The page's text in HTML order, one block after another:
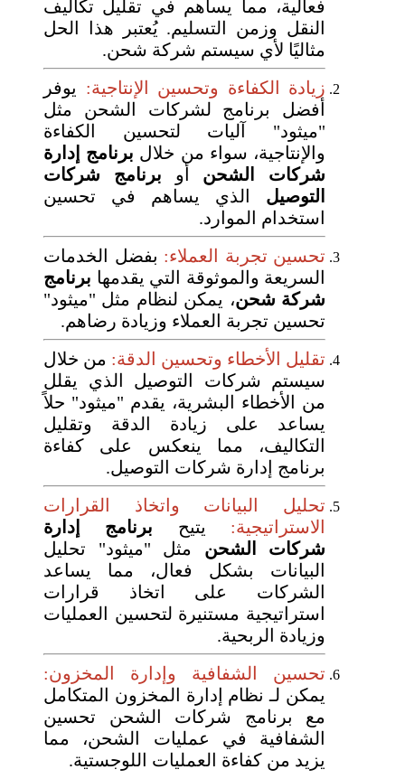
فعالية، مما يساهم في تقليل تكاليف
النقل وزمن التسليم. يُعتبر هذا الحل
مثاليًا لأي سيستم شركة شحن.
زيادة الكفاءة وتحسين الإنتاجية: يوفر
أفضل برنامج لشركات الشحن مثل
"ميثود" آليات لتحسين الكفاءة
والإنتاجية، سواء من خلال برنامج إدارة
شركات الشحن أو برنامج شركات
التوصيل الذي يساهم في تحسين
استخدام الموارد.
تحسين تجربة العملاء: بفضل الخدمات
السريعة والموثوقة التي يقدمها برنامج
شركة شحن، يمكن لنظام مثل "ميثود"
تحسين تجربة العملاء وزيادة رضاهم.
تقليل الأخطاء وتحسين الدقة: من خلال
سيستم شركات التوصيل الذي يقلل
من الأخطاء البشرية، يقدم "ميثود" حلاً
يساعد على زيادة الدقة وتقليل
التكاليف، مما ينعكس على كفاءة
برنامج إدارة شركات التوصيل.
تحليل البيانات واتخاذ القرارات
الاستراتيجية: يتيح برنامج إدارة
شركات الشحن مثل "ميثود" تحليل
البيانات بشكل فعال، مما يساعد
الشركات على اتخاذ قرارات
استراتيجية مستنيرة لتحسين العمليات
وزيادة الربحية.
تحسين الشفافية وإدارة المخزون:
يمكن لـ نظام إدارة المخزون المتكامل
مع برنامج شركات الشحن تحسين
الشفافية في عمليات الشحن، مما
يزيد من كفاءة العمليات اللوجستية.